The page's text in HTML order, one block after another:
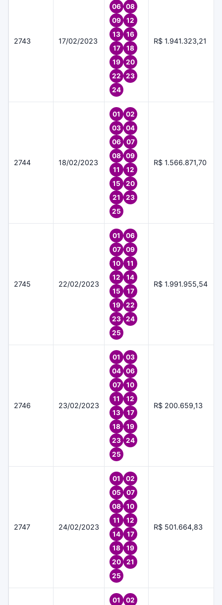
2743 17/02/2023
06
08
09
12
13
16
17
18
19
20
22
23
24
R$ 1.941.323,21
2744 18/02/2023
01
02
03
04
06
07
08
09
11
12
15
20
21
23
25
R$ 1.566.871,70
2745 22/02/2023
01
06
07
09
10
11
12
14
15
17
19
22
23
24
25
R$ 1.991.955,54
2746 23/02/2023
01
03
04
06
07
10
11
12
13
17
18
19
23
24
25
R$ 200.659,13
2747 24/02/2023
01
02
05
07
08
10
11
12
14
17
18
19
20
21
25
R$ 501.664,83
01
02